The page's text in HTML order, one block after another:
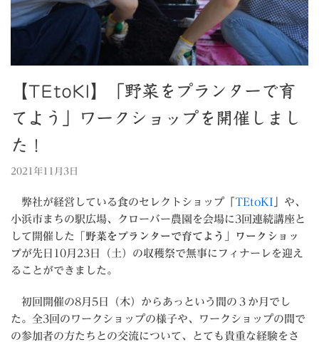
【TEtoKI】「野菜をプランターで育
てよう」ワークショップを開催しまし
た！
2021年11月3日
弊社が経営している食のセレクトショップ「TEtoKI 」や、
小浜市まちの駅広場、クローバー農園を会場に3回連続講座と
して開催した
「野菜をプランターで育てよう」ワークショッ
プが先日10月23日（土）の収穫祭で無事にフィナーレを迎え
ることができました。
初回開催の8月5日（木）からあっという間の３か月でし
た。全3回のワークショップの様子や、ワークショップの間で
の参加者の方たちとの交流について、とても貴重な経験をさ